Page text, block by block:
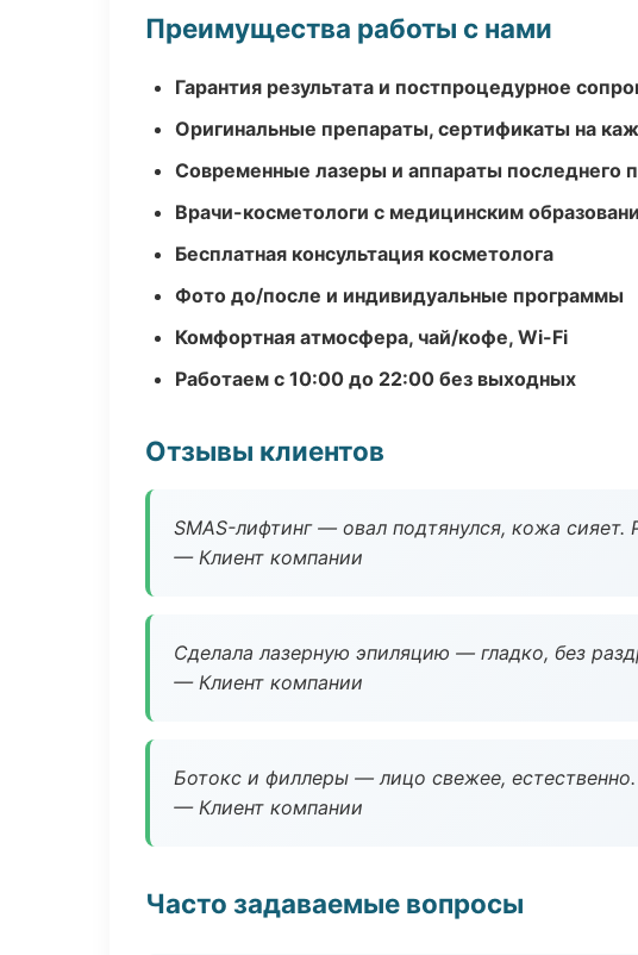
Преимущества работы с нами
Гарантия результата и постпроцедурное
Оригинальные препараты, сертификаты на
Современные лазеры и аппараты последнего
Врачи-косметологи с медицинским
Бесплатная консультация косметолога
Фото до/после и индивидуальные программы
Комфортная атмосфера, чай/кофе, Wi-Fi
Работаем с 10:00 до 22:00 без выходных
Отзывы клиентов
SMAS-лифтинг — овал подтянулся, кожа сияет.
— Клиент компании
Сделала лазерную эпиляцию — гладко, без
— Клиент компании
Ботокс и филлеры — лицо свежее,
— Клиент компании
Часто задаваемые вопросы